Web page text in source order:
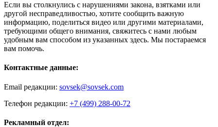
Если вы столкнулись с нарушениями закона, взятками или
другой несправедливостью, хотите сообщить важную
информацию, поделиться видео или другими материалами,
требующими общего внимания, свяжитесь с нами любым
удобным вам способом из указанных здесь. Мы постараемся
вам помочь.
Контактные данные:
Email редакции: sovsek@sovsek.com
Телефон редакции: +7 (499) 288-00-72
Рекламный отдел: